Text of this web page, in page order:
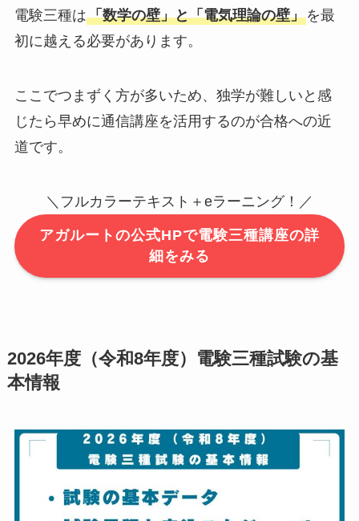
電験三種は「数学の壁」と「電気理論の壁」を最
初に越える必要があります。
ここでつまずく方が多いため、独学が難しいと感
じたら早めに通信講座を活用するのが合格への近
道です。
＼フルカラーテキスト＋eラーニング！／
アガルートの公式HPで電験三種講座の詳
細をみる
2026年度（令和8年度）電験三種試験の基
本情報